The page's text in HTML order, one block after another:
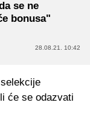
se ne
bonusa"
28.08.21. 10:42
će se odazvati